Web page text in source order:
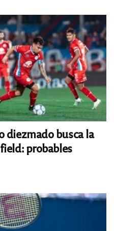
diezmado busca la
probables